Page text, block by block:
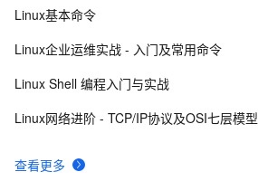
10 redhat Nginx 安装
查看更多
Linux基本命令
Linux企业运维实战 - 入门及常用命令
Linux Shell 编程入门与实战
Linux网络进阶 - TCP/IP协议及OSI七层模型